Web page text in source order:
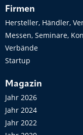
Firmen
Hersteller, Händler,
Messen, Seminare,
Verbände
Startup
Magazin
Jahr 2026
Jahr 2024
Jahr 2022